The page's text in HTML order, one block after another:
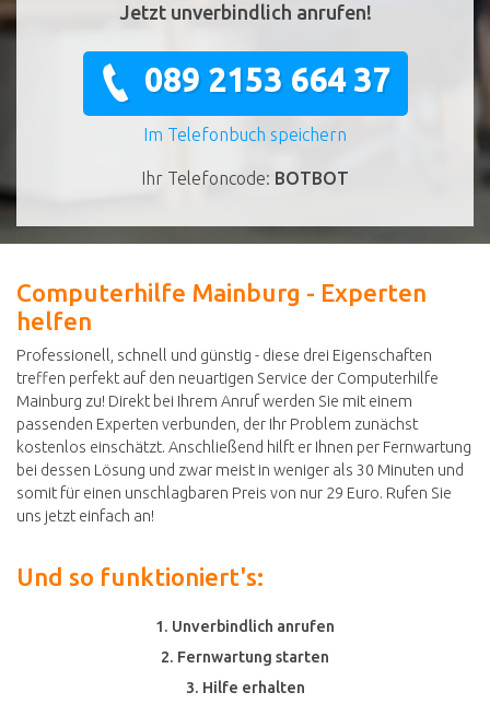
Jetzt unverbindlich anrufen!
089 2153 664 37
Im Telefonbuch speichern
Ihr Telefoncode: BOTBOT
Computerhilfe Mainburg - Experten
helfen
Professionell, schnell und günstig - diese drei Eigenschaften
treffen perfekt auf den neuartigen Service der Computerhilfe
Mainburg zu! Direkt bei Ihrem Anruf werden Sie mit einem
passenden Experten verbunden, der Ihr Problem zunächst
kostenlos einschätzt. Anschließend hilft er Ihnen per Fernwartung
bei dessen Lösung und zwar meist in weniger als 30 Minuten und
somit für einen unschlagbaren Preis von nur 29 Euro. Rufen Sie
uns jetzt einfach an!
Und so funktioniert's:
1. Unverbindlich anrufen
2. Fernwartung starten
3. Hilfe erhalten